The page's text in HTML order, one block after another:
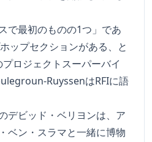
で最初のものの1つ」であ
ップセクションがある、と
ロジェクトスーパーバイ
RuyssenはRFIに語
デビッド・ベリヨンは、ア
ベン・スラマと一緒に博物